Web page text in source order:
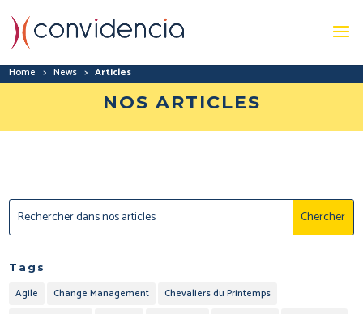
Home >News >Articles
NOS ARTICLES
Tags
Agile Change Management
Chevaliers du Printemps